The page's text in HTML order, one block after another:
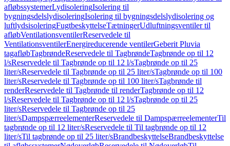
afløbssystemerLydisoleringIsolering til
bygningsdelslydisoleringIsolering til bygningsdelslydisolering og
luftlydsisoleringFugtbeskyttelseTætningerUdluftningsventiler til
afløbVentilationsventilerReservedele til
VentilationsventilerEnergireducerende ventilerGeberit Pluvia
tagafløbTagbrøndeReservedele til TagbrøndeTagbrønde op til 12
l/sReservedele til Tagbrønde op til 12 l/sTagbrønde op til 25
liter/sReservedele til Tagbrønde op til 25 liter/sTagbrønde op til 100
liter/sReservedele til Tagbrønde op til 100 liter/sTagbrønde til
renderReservedele til Tagbrønde til renderTagbrønde op til 12
l/sReservedele til Tagbrønde op til 12 l/sTagbrønde op til 25
liter/sReservedele til Tagbrønde op til 25
liter/sDampspærreelementerReservedele til DampspærreelementerTil
tagbrønde op til 12 liter/sReservedele til Til tagbrønde op til 12
liter/sTil tagbrønde op til 25 liter/sBrandbeskyttelseBrandbeskyttelse